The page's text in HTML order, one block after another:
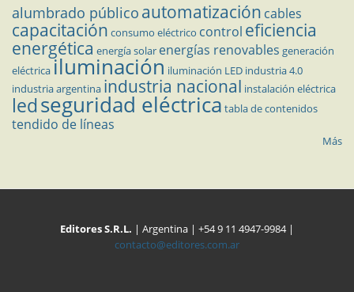
alumbrado público automatización cables
capacitación consumo eléctrico control eficiencia
energética energía solar energías renovables generación
eléctricailuminación iluminación LED industria 4.0
industria argentina industria nacional instalación eléctrica
ledseguridad eléctrica tabla de contenidos
tendido de líneas
Más
Editores S.R.L. | Argentina | +54 9 11 4947-9984 |
contacto@editores.com.ar